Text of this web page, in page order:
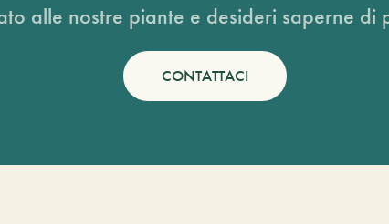
alle nostre piante e desideri saperne di
CONTATTACI